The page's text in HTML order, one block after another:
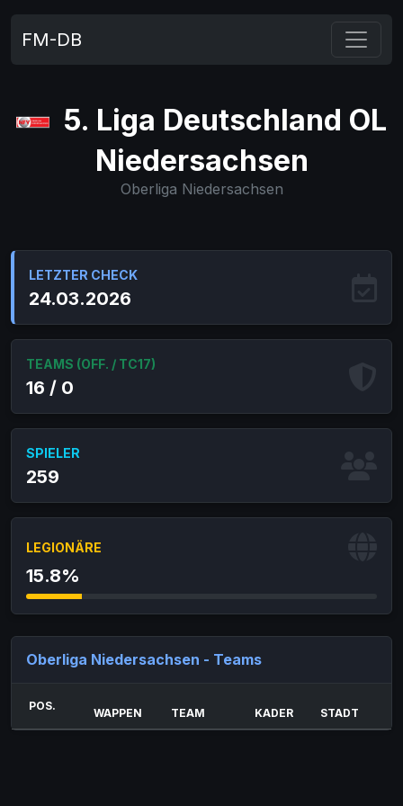
FM-DB
5. Liga Deutschland OL
Niedersachsen
Oberliga Niedersachsen
LETZTER CHECK
24.03.2026
TEAMS (OFF. / TC17)
16 / 0
SPIELER
259
LEGIONÄRE
15.8%
Oberliga Niedersachsen - Teams
POS.
WAPPEN TEAM KADER STADT